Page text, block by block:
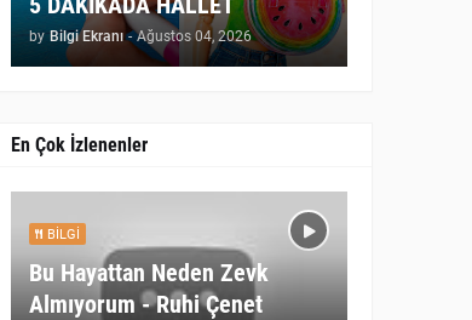
by Bilgi Ekranı - Ağustos 04, 2026
En Çok İzlenenler
BILGI
Bu Hayattan Neden Zevk
Almıyorum - Ruhi Çenet